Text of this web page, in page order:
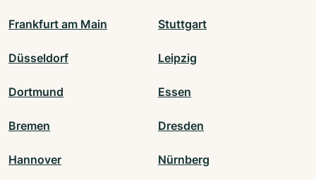
Frankfurt am Main Stuttgart
Düsseldorf Leipzig
Dortmund Essen
Bremen Dresden
Hannover Nürnberg